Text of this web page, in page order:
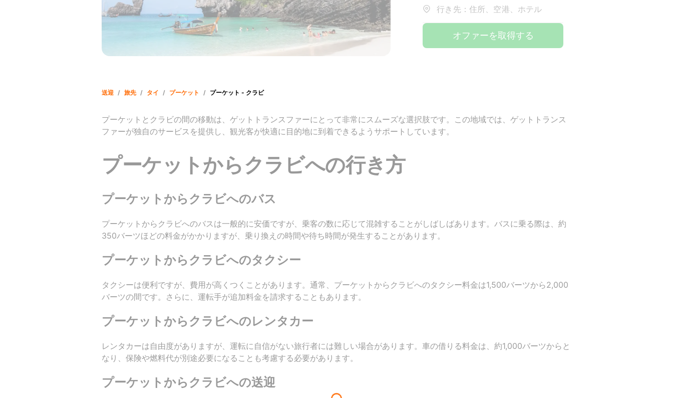
行き先：住所、空港、ホテル
オファーを取得する
送迎 / 旅先 / タイ / プーケット / プーケット - クラビ
プーケットとクラビの間の移動は、ゲットトランスファーにとって非常にスムーズな選択肢です。この地域では、ゲットトランス
ファーが独自のサービスを提供し、観光客が快適に目的地に到着できるようサポートしています。
プーケットからクラビへの行き方
プーケットからクラビへのバス
プーケットからクラビへのバスは一般的に安価ですが、乗客の数に応じて混雑することがしばしばあります。バスに乗る際は、約
350バーツほどの料金がかかりますが、乗り換えの時間や待ち時間が発生することがあります。
プーケットからクラビへのタクシー
タクシーは便利ですが、費用が高くつくことがあります。通常、プーケットからクラビへのタクシー料金は1,500バーツから2,000
バーツの間です。さらに、運転手が追加料金を請求することもあります。
プーケットからクラビへのレンタカー
レンタカーは自由度がありますが、運転に自信がない旅行者には難しい場合があります。車の借りる料金は、約1,000バーツからと
なり、保険や燃料代が別途必要になることも考慮する必要があります。
プーケットからクラビへの送迎